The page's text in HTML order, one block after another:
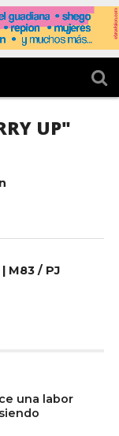
UP"
| M83 / PJ
una labor